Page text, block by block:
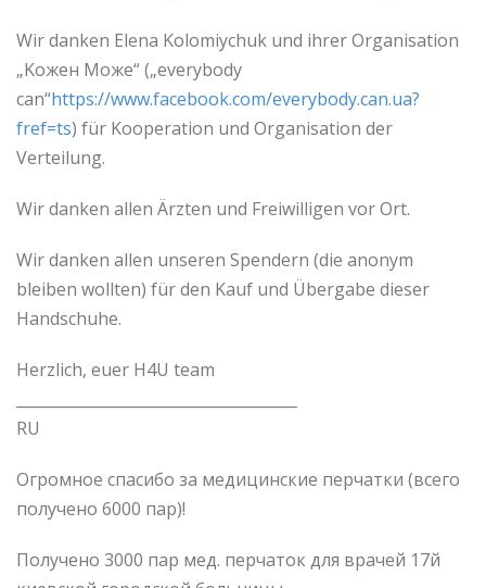
Wir danken Elena Kolomiychuk und ihrer Organisation
„Kожен Mоже“ („everybody
can“https://www.facebook.com/everybody.can.ua?
fref=ts) für Kooperation und Organisation der
Verteilung.
Wir danken allen Ärzten und Freiwilligen vor Ort.
Wir danken allen unseren Spendern (die anonym
bleiben wollten) für den Kauf und Übergabe dieser
Handschuhe.
Herzlich, euer H4U team
RU
Огромное спасибо за медицинские перчатки (всего
получено 6000 пар)!
Получено 3000 пар мед. перчаток для врачей 17й